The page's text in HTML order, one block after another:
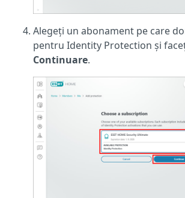
Alegeți un abonament pe care
pentru Identity Protection și
Continuare.